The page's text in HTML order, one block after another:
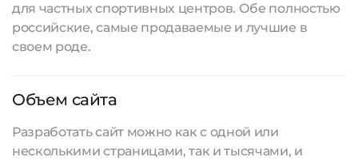
для частных спортивных центров. Обе полностью
российские, самые продаваемые и лучшие в
своем роде.
Объем сайта
Разработать сайтможно как с одной или
несколькими страницами, так и тысячами, и